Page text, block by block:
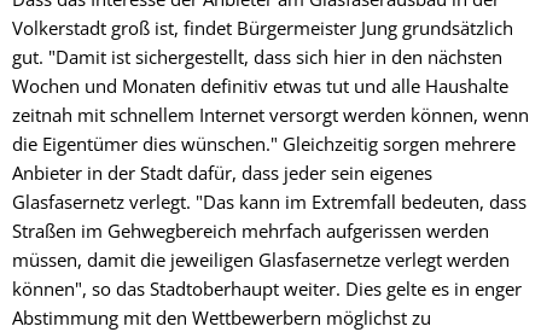
Volkerstadt groß ist, findet Bürgermeister Jung grundsätzlich
gut. "Damit ist sichergestellt, dass sich hier in den nächsten
Wochen und Monaten definitiv etwas tut und alle Haushalte
zeitnah mit schnellem Internet versorgt werden können, wenn
die Eigentümer dies wünschen." Gleichzeitig sorgen mehrere
Anbieter in der Stadt dafür, dass jeder sein eigenes
Glasfasernetz verlegt. "Das kann im Extremfall bedeuten, dass
Straßen im Gehwegbereich mehrfach aufgerissen werden
müssen, damit die jeweiligen Glasfasernetze verlegt werden
können", so das Stadtoberhaupt weiter. Dies gelte es in enger
Abstimmung mit den Wettbewerbern möglichst zu